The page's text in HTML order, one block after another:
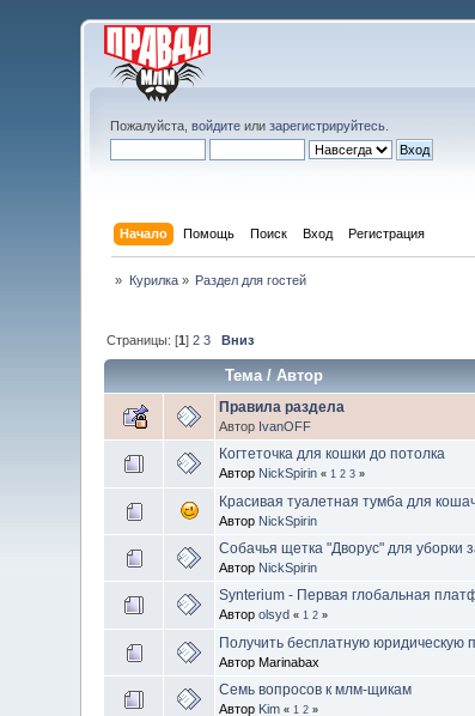
Пожалуйста,войдите илизарегистрируйтесь
Начало Помощь Поиск Вход Регистрация
» Курилка» Раздел для гостей
Страницы: [1]2 3 Вниз
Тема/Автор
Правила раздела
Автор IvanOFF
Когтеточка для кошки до потолка
Автор NickSpirin « 1 2 3 »
Красивая туалетная тумба для
Автор NickSpirin
Собачья щетка "Дворус" для уборки
Автор NickSpirin
Synterium - Первая глобальная
Авторolsyd « 1 2 »
Получить бесплатную юридическую
Автор Marinabax
Семь вопросов к млм-щикам
Автор Kim « 1 2 »